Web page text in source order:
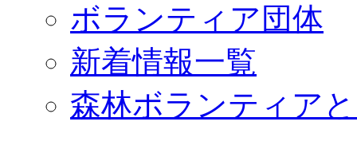
ボランティア団体
新着情報一覧
森林ボランティア